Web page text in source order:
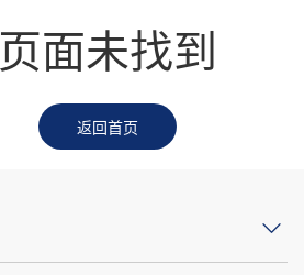
页面未找到
返回首页